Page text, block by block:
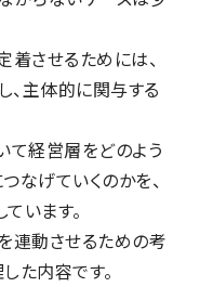
着させるためには、
主体的に関与する
て経営層をどのよう
なげていくのかを、
います。
連動させるための考
た内容です。